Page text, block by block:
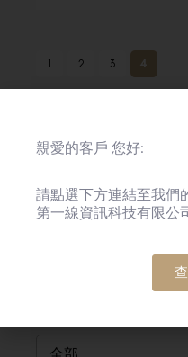
1 2 3 4
親愛的客戶 您好:
請點選下方連結至我們
第一線資訊科技有限公